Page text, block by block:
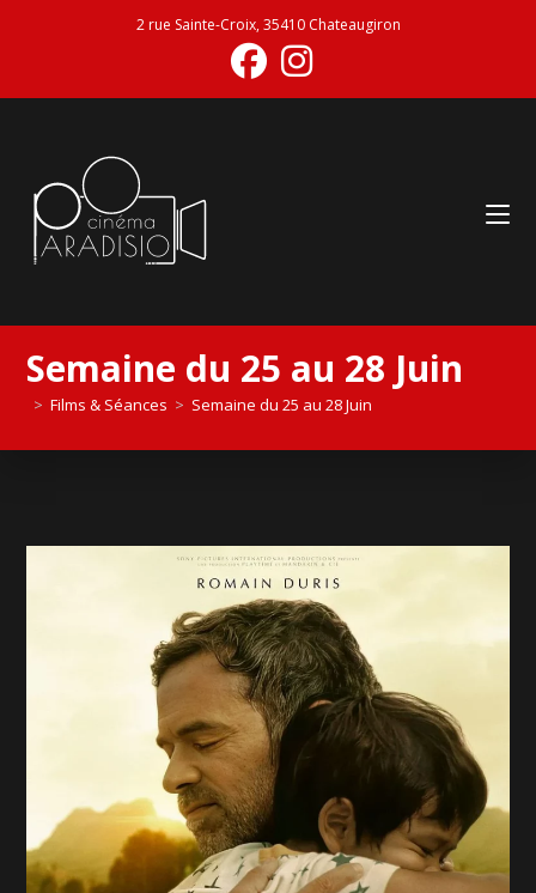
2 rue Sainte-Croix, 35410 Chateaugiron
Semaine du 25 au 28 Juin
> Films & Séances > Semaine du 25 au 28 Juin